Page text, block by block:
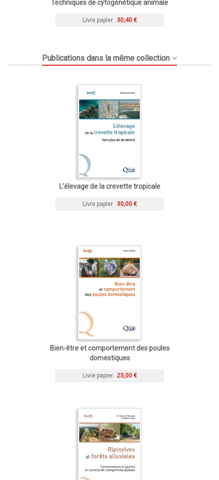
Techniques de cytogénétique animale
Livre papier 30,40 €
Publications dans la même collection
L’élevage de la crevette tropicale
Livre papier 30,00 €
Bien-être et comportement des poules
domestiques
Livre papier 23,00 €